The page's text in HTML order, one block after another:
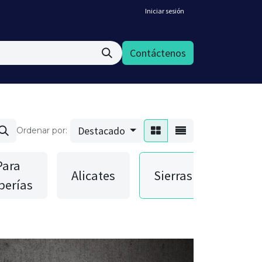
Iniciar sesión
Contáctenos
Ordenar por: Destacado
Alicates Sierras